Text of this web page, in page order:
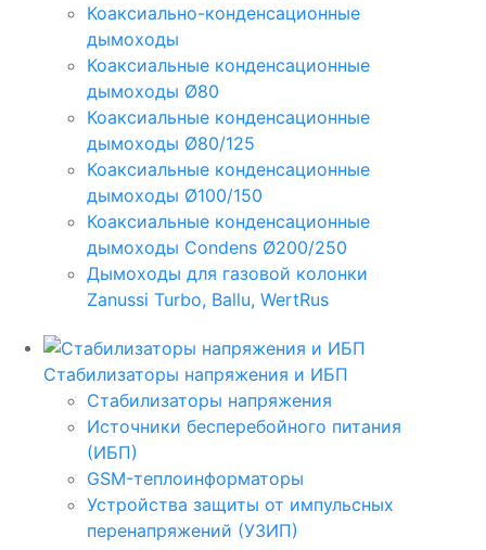
Коаксиально-конденсационные
дымоходы
Коаксиальные конденсационные
дымоходы Ø80
Коаксиальные конденсационные
дымоходы Ø80/125
Коаксиальные конденсационные
дымоходы Ø100/150
Коаксиальные конденсационные
дымоходы Condens Ø200/250
Дымоходы для газовой колонки
Zanussi Turbo, Ballu, WertRus
Стабилизаторы напряжения и ИБП
Стабилизаторы напряжения
Источники бесперебойного питания
(ИБП)
GSM-теплоинформаторы
Устройства защиты от импульсных
перенапряжений (УЗИП)